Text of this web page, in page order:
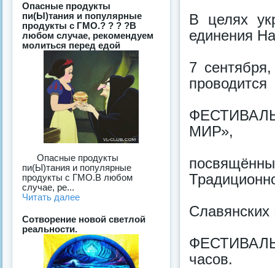
В целях
единения
7
проводится
МИР»,
ФЕСТИВАЛЬ
часов.
Опасные продукты
пи(Ы)тания и популярные
продукты с ГМО.? ? ? ?В
любом случае, рекомендуем
молиться перед едой
Опасные продукты
пи(Ы)тания и популярные
продукты с ГМО.В любом
случае, ре...
Читать далее
Сотворение новой светлой
реальности.